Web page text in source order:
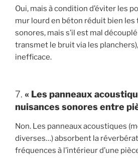
Oui, mais à condition d’éviter les
mur lourd en béton réduit bien les
sonores, mais s’il est mal découplé
transmet le bruit via les
inefficace.
7. « Les panneaux
nuisances sonores entre
Non. Les panneaux acoustiques
diverses…) absorbent la
fréquences à l’intérieur d’une